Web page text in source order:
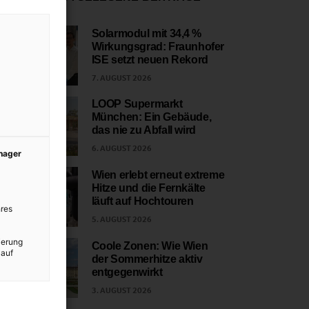
Solarmodul mit 34,4 %
Wirkungsgrad: Fraunhofer
ISE setzt neuen Rekord
7. AUGUST 2026
LOOP Supermarkt
München: Ein Gebäude,
das nie zu Abfall wird
6. AUGUST 2026
Wien erlebt erneut extreme
Hitze und die Fernkälte
läuft auf Hochtouren
5. AUGUST 2026
Coole Zonen: Wie Wien
der Sommerhitze aktiv
entgegenwirkt
3. AUGUST 2026